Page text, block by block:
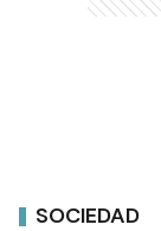
SOCIEDAD